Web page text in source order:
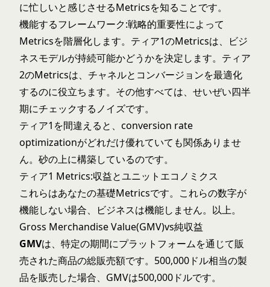
に忙しいと感じさせるMetricsを知ることです。
機能するフレームワーク:戦略的重要性によって
Metricsを階層化します。ティア1のMetricsは、ビジ
ネスモデルが持続可能かどうかを決定します。ティア
2のMetricsは、チャネルとコンバージョンを最適化
するのに役立ちます。その他すべては、せいぜい四半
期にチェックするノイズです。
ティア1を間違えると、 conversion rate
optimizationがどれだけ優れていても関係ありませ
ん。砂の上に構築しているのです。
ティア1 Metrics:収益とユニットエコノミクス
これらはあなたの基礎Metricsです。これらの数字が
機能しない場合、ビジネスは機能しません。以上。
Gross Merchandise Value(GMV)vs純収益
GMVは、特定の期間にプラットフォームを通じて販
売された商品の総販売額です。500,000ドル相当の製
品を販売した場合、GMVは500,000ドルです。